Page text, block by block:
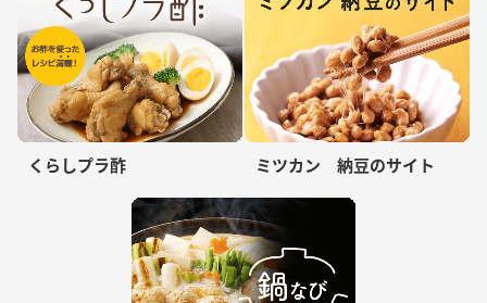
くらしプラ酢 ミツカン 納豆のサイト